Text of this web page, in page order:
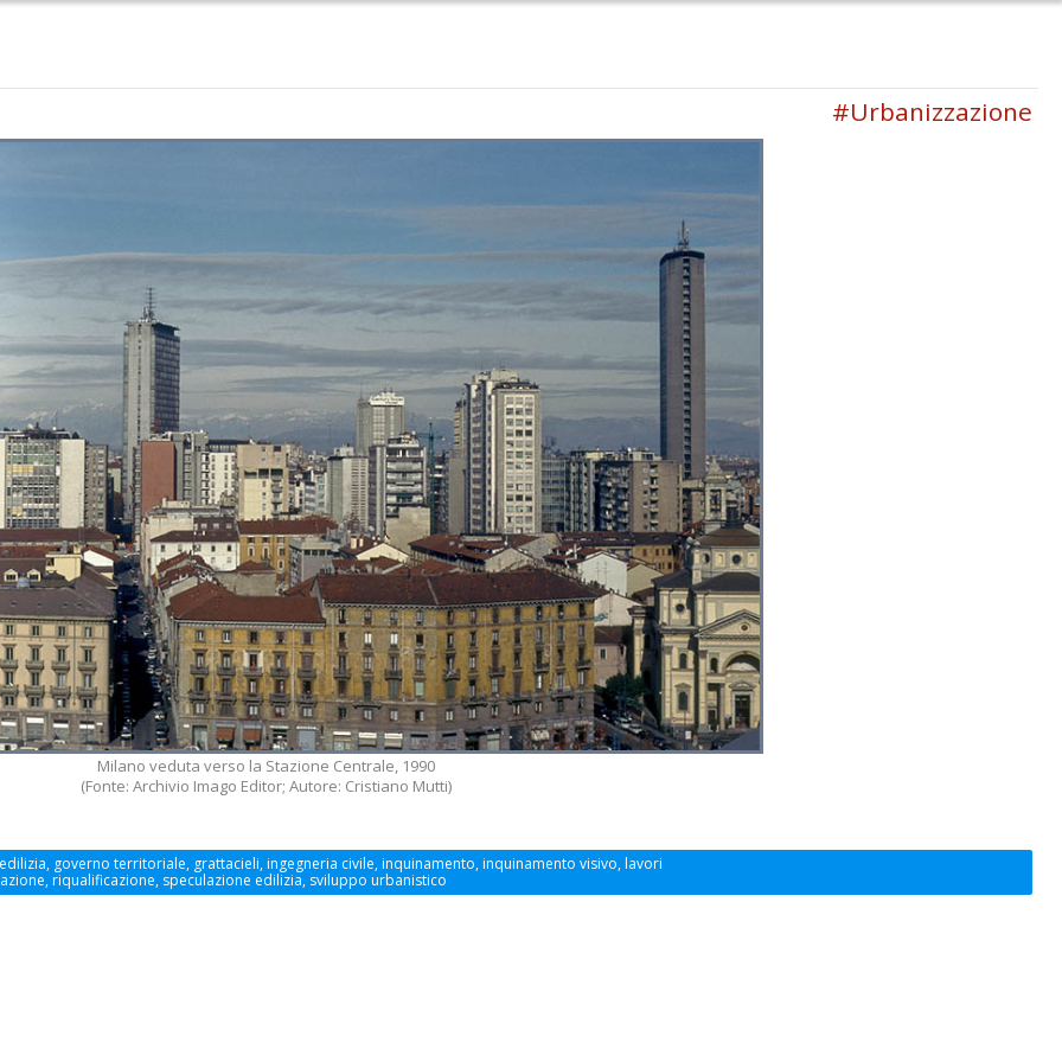
#Urbanizzazione
Milano veduta verso la Stazione Centrale, 1990
(Fonte: Archivio Imago Editor; Autore: Cristiano Mutti)
governo territoriale, grattacieli, ingegneria civile, inquinamento, inquinamento visivo, lavori
riqualificazione, speculazione edilizia, sviluppo urbanistico